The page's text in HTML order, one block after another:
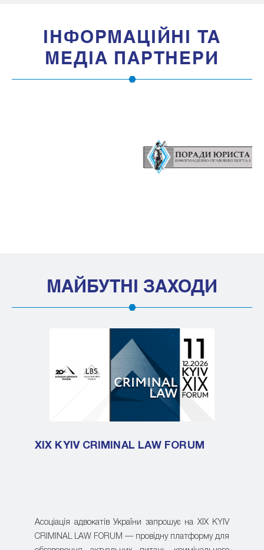
IНФОРМАЦIЙНI ТА
МЕДIА ПАРТНЕРИ
МАЙБУТНІ ЗАХОДИ
XIX KYIV CRIMINAL LAW FORUM
Асоціація адвокатів України запрошує на XIX KYIV
CRIMINAL LAW FORUM — провідну платформу для